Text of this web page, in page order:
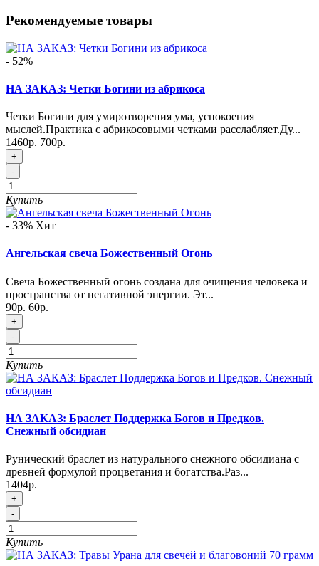
Рекомендуемые товары
- 52%
НА ЗАКАЗ: Четки Богини из абрикоса
Четки Богини для умиротворения ума, успокоения
мыслей.Практика с абрикосовыми четками расслабляет.Ду...
1460р. 700р.
+
-
Купить
- 33% Хит
Ангельская свеча Божественный Огонь
Свеча Божественный огонь создана для очищения человека и
пространства от негативной энергии. Эт...
90р. 60р.
+
-
Купить
НА ЗАКАЗ: Браслет Поддержка Богов и Предков.
Снежный обсидиан
Рунический браслет из натурального снежного обсидиана с
древней формулой процветания и богатства.Раз...
1404р.
+
-
Купить